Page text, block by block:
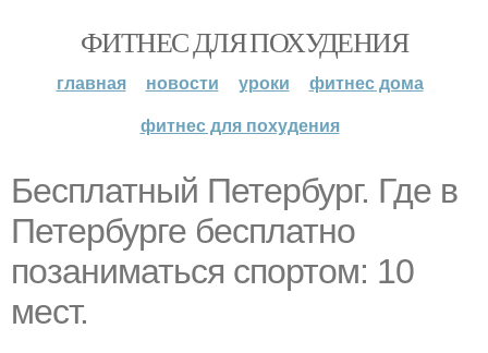
ФИТНЕС ДЛЯ ПОХУДЕНИЯ
главная новости уроки
фитнес дома
фитнес для похудения
Бесплатный Петербург. Где в
Петербурге бесплатно
позаниматься спортом: 10
мест.